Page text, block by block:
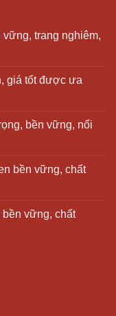
vững, trang nghiêm,
giá tốt được ưa
bền vững, nổi
bền vững, chất
vững, chất